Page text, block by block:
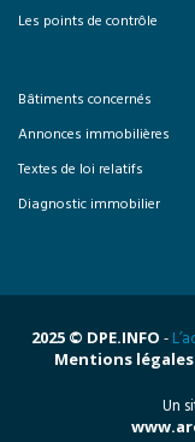
Les points de contrôle
Bâtiments concernés
Annonces immobilières
Textes de loi relatifs
Diagnostic immobilier
2025 © DPE.INFO -
Mentions légales
Un